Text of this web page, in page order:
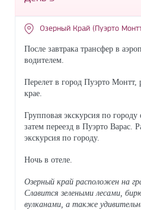
Озерный Край (Пуэрто
После завтрака трансфер в
водителем.
Перелет в город Пуэрто
крае.
Групповая экскурсия по
затем переезд в Пуэрто Варас.
экскурсия по городу.
Ночь в отеле.
Озерный край расположен на
Славится зелеными лесами,
вулканами, а также